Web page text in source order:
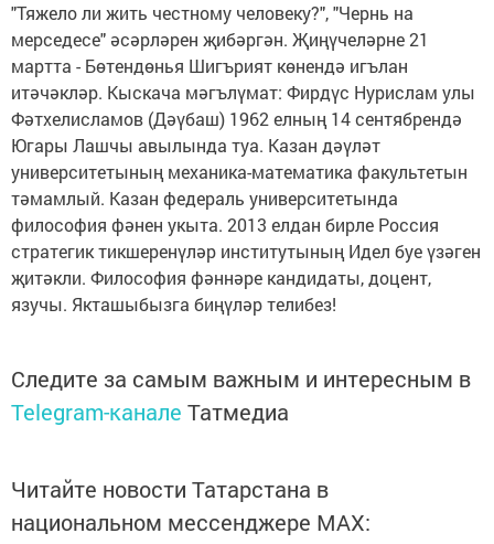
"Тяжело ли жить честному человеку?", "Чернь на
мерседесе" әсәрләрен җибәргән. Җиңүчеләрне 21
мартта - Бөтендөнья Шигърият көнендә игълан
итәчәкләр. Кыскача мәгълүмат: Фирдүс Нурислам улы
Фәтхелисламов (Дәүбаш) 1962 елның 14 сентябрендә
Югары Лашчы авылында туа. Казан дәүләт
университетының механика-математика факультетын
тәмамлый. Казан федераль университетында
философия фәнен укыта. 2013 елдан бирле Россия
стратегик тикшеренүләр институтының Идел буе үзәген
җитәкли. Философия фәннәре кандидаты, доцент,
язучы. Якташыбызга биңүләр телибез!
Следите за самым важным и интересным в
Telegram-канале Татмедиа
Читайте новости Татарстана в
национальном мессенджере MАХ: